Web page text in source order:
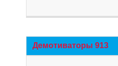
Демотиваторы 913